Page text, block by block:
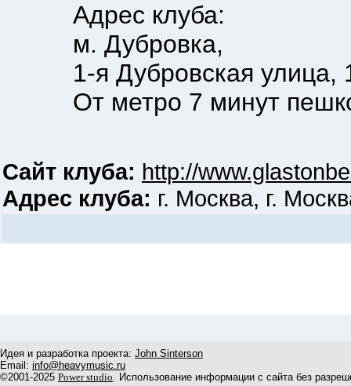
Адрес клуба:
м. Дубровка,
1-я Дубровская улица,
От метро 7 минут
Сайт клуба: http://
Адрес клуба: г. Москва, г.
Идея и разработка проекта: John Sinterson
Email: info@heavymusic.ru
©2001-2025 Power studio. Использование информации с сайта без